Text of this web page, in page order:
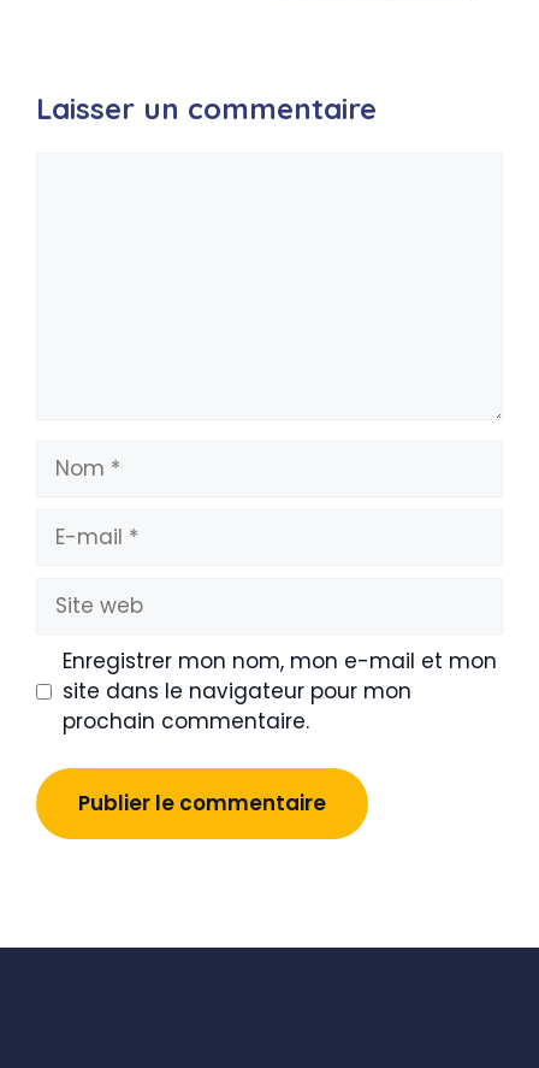
Laisser un commentaire
Nom
mail
Site
web
Enregistrer mon nom, mon e-mail et mon
site dans le navigateur pour mon
prochain commentaire.